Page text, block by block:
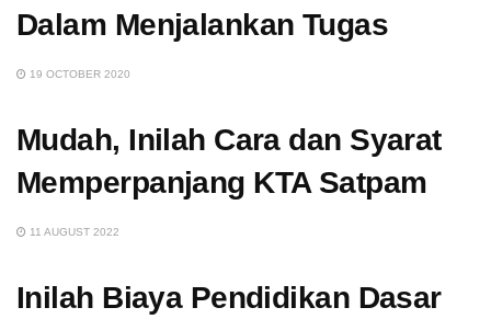
Dalam Menjalankan Tugas
19 OCTOBER 2020
Mudah, Inilah Cara dan Syarat
Memperpanjang KTA Satpam
11 AUGUST 2022
Inilah Biaya Pendidikan Dasar